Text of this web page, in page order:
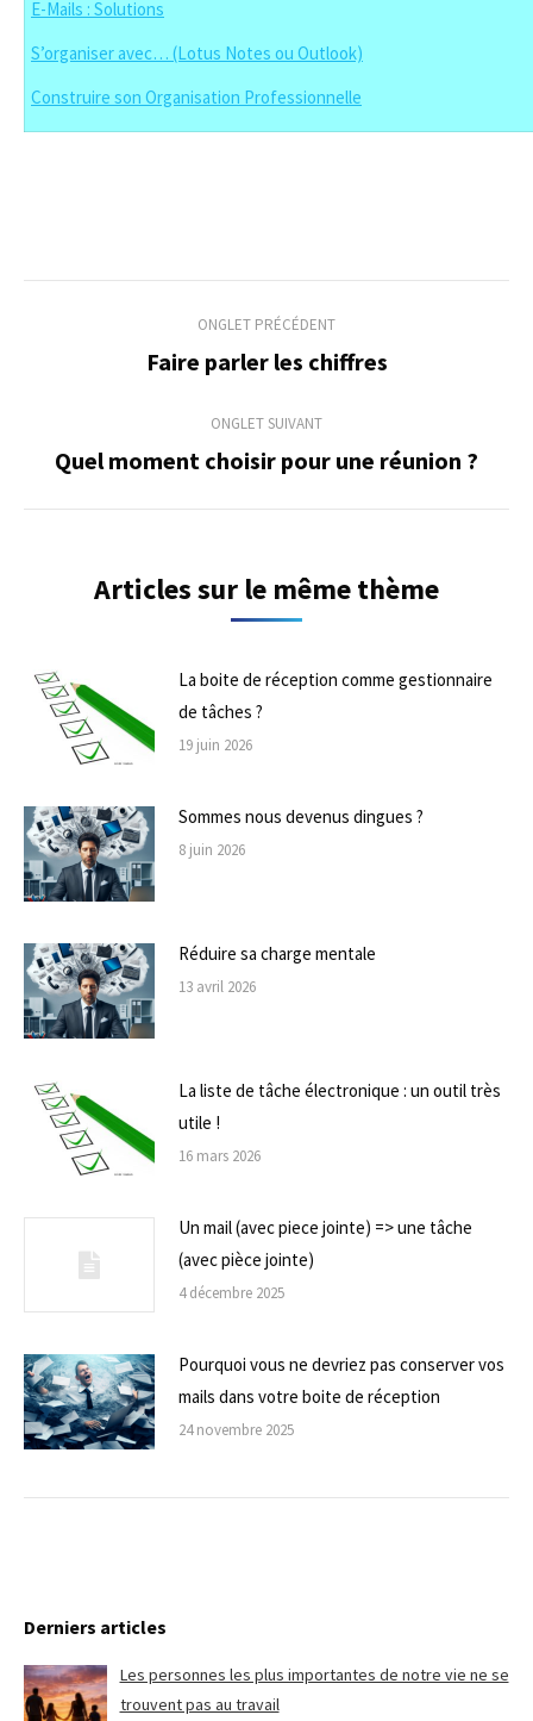
E-Mails : Solutions
S’organiser avec… (Lotus Notes ou Outlook)
Construire son Organisation Professionnelle
commentaire
ONGLET PRÉCÉDENT
Onglet
Faire parler les chiffres
ONGLET SUIVANT
Onglet
Quel moment choisir pour une réunion ?
Articles sur le même thème
La boite de réception comme gestionnaire
de tâches ?
19 juin 2026
Sommes nous devenus dingues ?
8 juin 2026
Réduire sa charge mentale
13 avril 2026
La liste de tâche électronique : un outil très
utile !
16 mars 2026
Un mail (avec piece jointe) => une tâche
(avec pièce jointe)
4 décembre 2025
Pourquoi vous ne devriez pas conserver vos
mails dans votre boite de réception
24 novembre 2025
Derniers articles
Les personnes les plus importantes de notre vie ne se
trouvent pas au travail